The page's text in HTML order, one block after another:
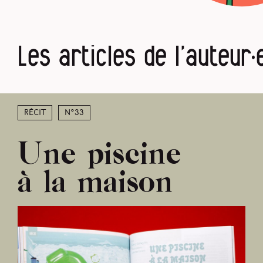
Les articles de
Récit N°33
Une piscine
à la maison